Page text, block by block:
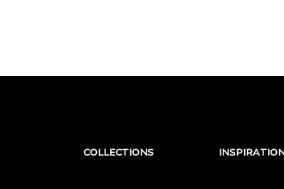
COLLECTIONS